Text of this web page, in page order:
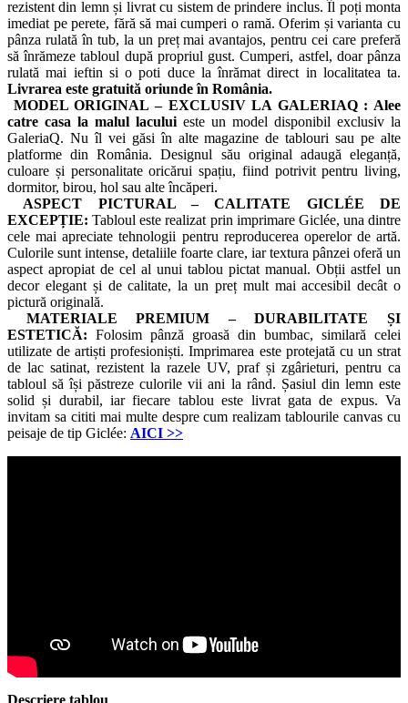
rezistent din lemn și livrat cu sistem de prindere inclus. Îl poți monta
imediat pe perete, fără să mai cumperi o ramă. Oferim și varianta cu
pânza rulată în tub, la un preț mai avantajos, pentru cei care preferă
să înrămeze tabloul după propriul gust. Cumperi, astfel, doar pânza
rulată mai ieftin si o poti duce la înrămat direct in localitatea ta.
Livrarea este gratuită oriunde în România.
MODEL ORIGINAL – EXCLUSIV LA GALERIAQ : Alee
catre casa la malul lacului este un model disponibil exclusiv la
GaleriaQ. Nu îl vei găsi în alte magazine de tablouri sau pe alte
platforme din România. Designul său original adaugă eleganță,
culoare și personalitate oricărui spațiu, fiind potrivit pentru living,
dormitor, birou, hol sau alte încăperi.
ASPECT PICTURAL – CALITATE GICLÉE DE
EXCEPȚIE: Tabloul este realizat prin imprimare Giclée, una dintre
cele mai apreciate tehnologii pentru reproducerea operelor de artă.
Culorile sunt intense, detaliile foarte clare, iar textura pânzei oferă un
aspect apropiat de cel al unui tablou pictat manual. Obții astfel un
decor elegant și de calitate, la un preț mult mai accesibil decât o
pictură originală.
MATERIALE PREMIUM – DURABILITATE ȘI
ESTETICĂ: Folosim pânză groasă din bumbac, similară celei
utilizate de artiști profesioniști. Imprimarea este protejată cu un strat
de lac satinat, rezistent la razele UV, praf și zgârieturi, pentru ca
tabloul să își păstreze culorile vii ani la rând. Șasiul din lemn este
solid și durabil, iar fiecare tablou este livrat gata de expus. Va
invitam sa cititi mai multe despre cum realizam tablourile canvas cu
peisaje de tip Giclée: AICI >>
Descriere tablou